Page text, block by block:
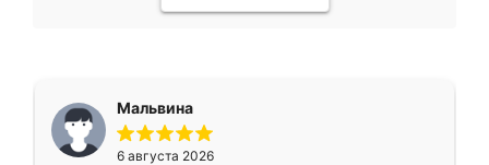
Мальвина
6 августа 2026